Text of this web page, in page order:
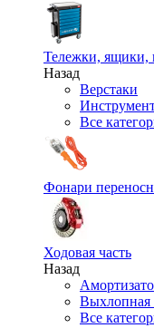
Тележки, ящики,
Назад
Верстаки
Все
Фонари
Ходовая часть
Назад
Выхлопная
Все